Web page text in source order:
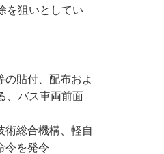
を狙いとしてい
貼付、配布およ
、バス車両前面
総合機構、軽自
令を発令